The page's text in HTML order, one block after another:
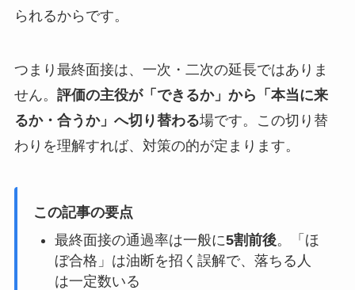
られるからです。
つまり最終面接は、一次・二次の延長ではありま
せん。 評価の主役が「できるか」から「本当に来
るか・合うか」へ切り替わる場です。この切り替
わりを理解すれば、対策の的が定まります。
この記事の要点
最終面接の通過率は一般に5割前後。「ほ
ぼ合格」は油断を招く誤解で、落ちる人
は一定数いる